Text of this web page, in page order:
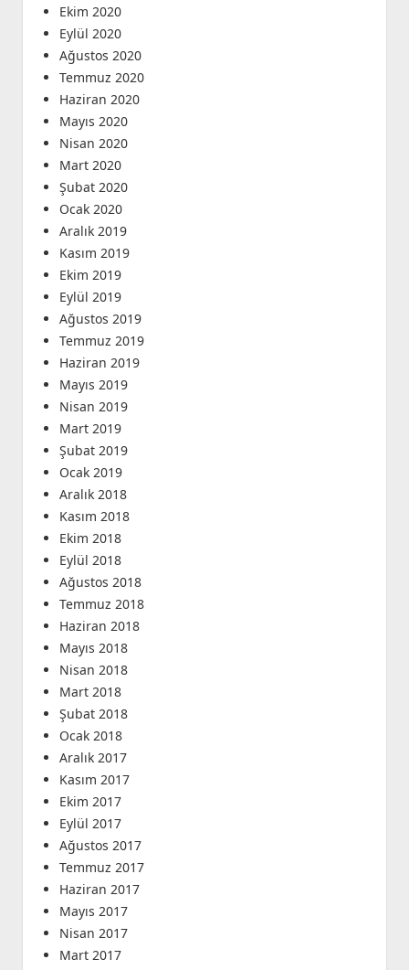
Ekim 2020
Eylül 2020
Ağustos 2020
Temmuz 2020
Haziran 2020
Mayıs 2020
Nisan 2020
Mart 2020
Şubat 2020
Ocak 2020
Aralık 2019
Kasım 2019
Ekim 2019
Eylül 2019
Ağustos 2019
Temmuz 2019
Haziran 2019
Mayıs 2019
Nisan 2019
Mart 2019
Şubat 2019
Ocak 2019
Aralık 2018
Kasım 2018
Ekim 2018
Eylül 2018
Ağustos 2018
Temmuz 2018
Haziran 2018
Mayıs 2018
Nisan 2018
Mart 2018
Şubat 2018
Ocak 2018
Aralık 2017
Kasım 2017
Ekim 2017
Eylül 2017
Ağustos 2017
Temmuz 2017
Haziran 2017
Mayıs 2017
Nisan 2017
Mart 2017